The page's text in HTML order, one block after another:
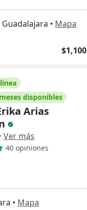
Guadalajara • Mapa
$1,100
disponibles
Arias
· Ver más
40 opiniones
• Mapa